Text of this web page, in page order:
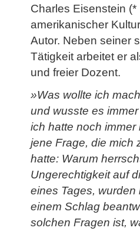
Charles Eisenstein
amerikanischer
Autor. Neben seiner
Tätigkeit arbeitet er
und freier Dozent.
»Was wollte ich
und wusste es
ich hatte noch immer
jene Frage, die mich
hatte: Warum
Ungerechtigkeit auf
eines Tages,
einem Schlag
solchen Fragen ist,